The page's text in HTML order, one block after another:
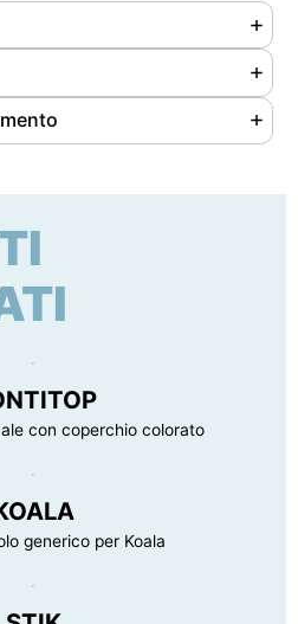
500 x 820 mm
prevista per questo
420 x 520 x 1090 mm
kg
con coperchio colorato
generico per Koala